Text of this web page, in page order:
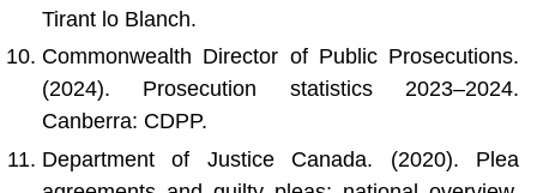
Tirant lo Blanch.
Commonwealth Director of Public Prosecutions.
(2024). Prosecution statistics 2023–2024.
Canberra: CDPP.
Department of Justice Canada. (2020). Plea